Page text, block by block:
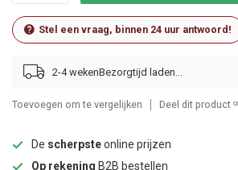
Stel een vraag, binnen 24 uur antwoord!
2-4 weken
Toevoegen om te vergelijken Deel dit product
De scherpsteonline prijzen
Op rekening B2B bestellen